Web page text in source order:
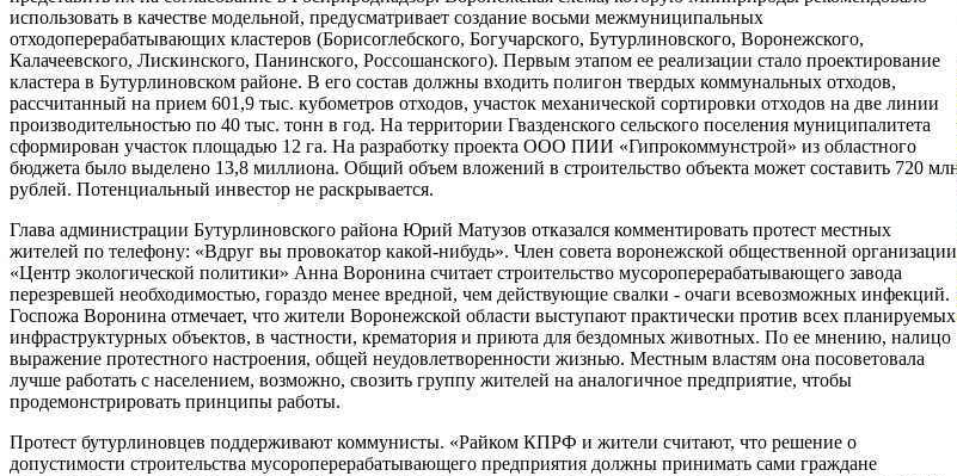
использовать в качестве модельной, предусматривает создание восьми межмуниципальных
отходоперерабатывающих кластеров (Борисоглебского, Богучарского, Бутурлиновского, Воронежского,
Калачеевского, Лискинского, Панинского, Россошанского). Первым этапом ее реализации стало проектирование
кластера в Бутурлиновском районе. В его состав должны входить полигон твердых коммунальных отходов,
рассчитанный на прием 601,9 тыс. кубометров отходов, участок механической сортировки отходов на две линии
производительностью по 40 тыс. тонн в год. На территории Гвазденского сельского поселения муниципалитета
сформирован участок площадью 12 га. На разработку проекта ООО ПИИ «Гипрокоммунстрой» из областного
бюджета было выделено 13,8 миллиона. Общий объем вложений в строительство объекта может составить 720
рублей. Потенциальный инвестор не раскрывается.
Глава администрации Бутурлиновского района Юрий Матузов отказался комментировать протест местных
жителей по телефону: «Вдруг вы провокатор какой-нибудь». Член совета воронежской общественной организации
«Центр экологической политики» Анна Воронина считает строительство мусороперерабатывающего завода
перезревшей необходимостью, гораздо менее вредной, чем действующие свалки - очаги всевозможных инфекций.
Госпожа Воронина отмечает, что жители Воронежской области выступают практически против всех планируемых
инфраструктурных объектов, в частности, крематория и приюта для бездомных животных. По ее мнению, налицо
выражение протестного настроения, общей неудовлетворенности жизнью. Местным властям она посоветовала
лучше работать с населением, возможно, свозить группу жителей на аналогичное предприятие, чтобы
продемонстрировать принципы работы.
Протест бутурлиновцев поддерживают коммунисты. «Райком КПРФ и жители считают, что решение о
допустимости строительства мусороперерабатывающего предприятия должны принимать сами граждане